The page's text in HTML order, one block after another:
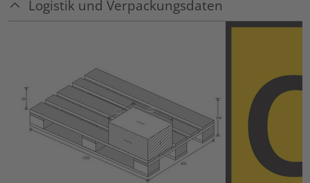
Logistik und Verpackungsdaten